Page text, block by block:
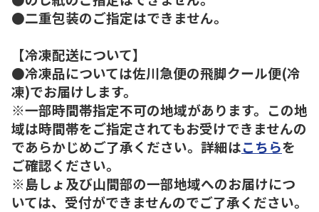
●二重包装のご指定はできません。
【冷凍配送について】
●冷凍品については佐川急便の飛脚クール便(冷
凍)でお届けします。
※一部時間帯指定不可の地域があります。この地
域は時間帯をご指定されてもお受けできませんの
であらかじめご了承ください。詳細はこちらを
ご確認ください。
※島しょ及び山間部の一部地域へのお届けにつ
いては、受付ができませんのでご了承ください。